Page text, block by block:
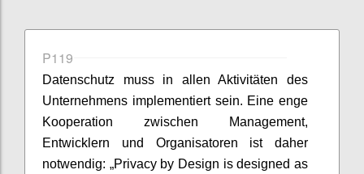
P119
Datenschutz muss in allen Aktivitäten des
Unternehmens implementiert sein. Eine enge
Kooperation zwischen Management,
Entwicklern und Organisatoren ist daher
notwendig: „Privacy by Design is designed as